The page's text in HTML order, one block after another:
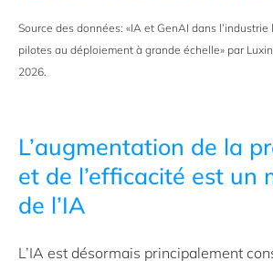
Source des données: «IA et GenAI dans
pilotes au déploiement à grande échelle» par
2026.
L’augmentation de la
et de l’efficacité est un
de l’IA
L’IA est désormais principalement